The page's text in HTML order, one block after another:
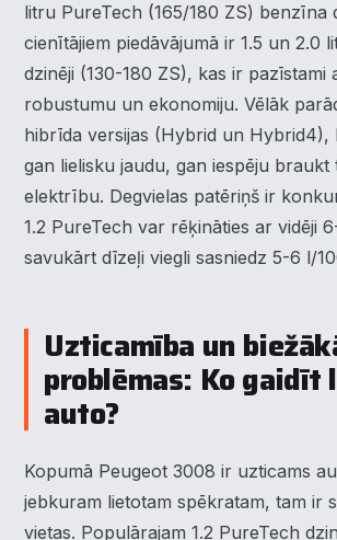
litru PureTech (165/180 ZS) benzīna
cienītājiem piedāvājumā ir 1.5 un 2.0
dzinēji (130-180 ZS), kas ir pazīstami
robustumu un ekonomiju. Vēlāk
hibrīda versijas (Hybrid un Hybrid4),
gan lielisku jaudu, gan iespēju braukt
elektrību. Degvielas patēriņš ir
1.2 PureTech var rēķināties ar vidēji
savukārt dīzeļi viegli sasniedz 5-6 l/
Uzticamība un
problēmas: Ko
auto?
Kopumā Peugeot 3008 ir uzticams
jebkuram lietotam spēkratam, tam ir
vietas. Populārajam 1.2 PureTech
Mēs izmantojam sīkdatnes, lai palīdzētu